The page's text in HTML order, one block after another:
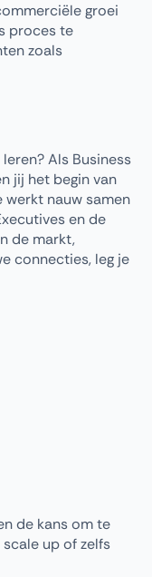
groei
proces te
zoals
Als Business
jij het begin van
werkt nauw samen
en de
de markt,
connecties, leg je
de kans om te
up of zelfs